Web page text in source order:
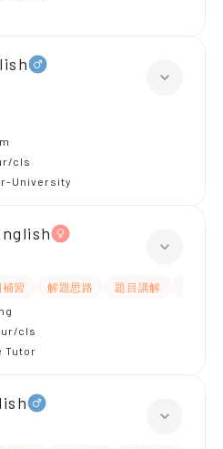
cls
University
習 解題思路 題目講解
cls
Tutor